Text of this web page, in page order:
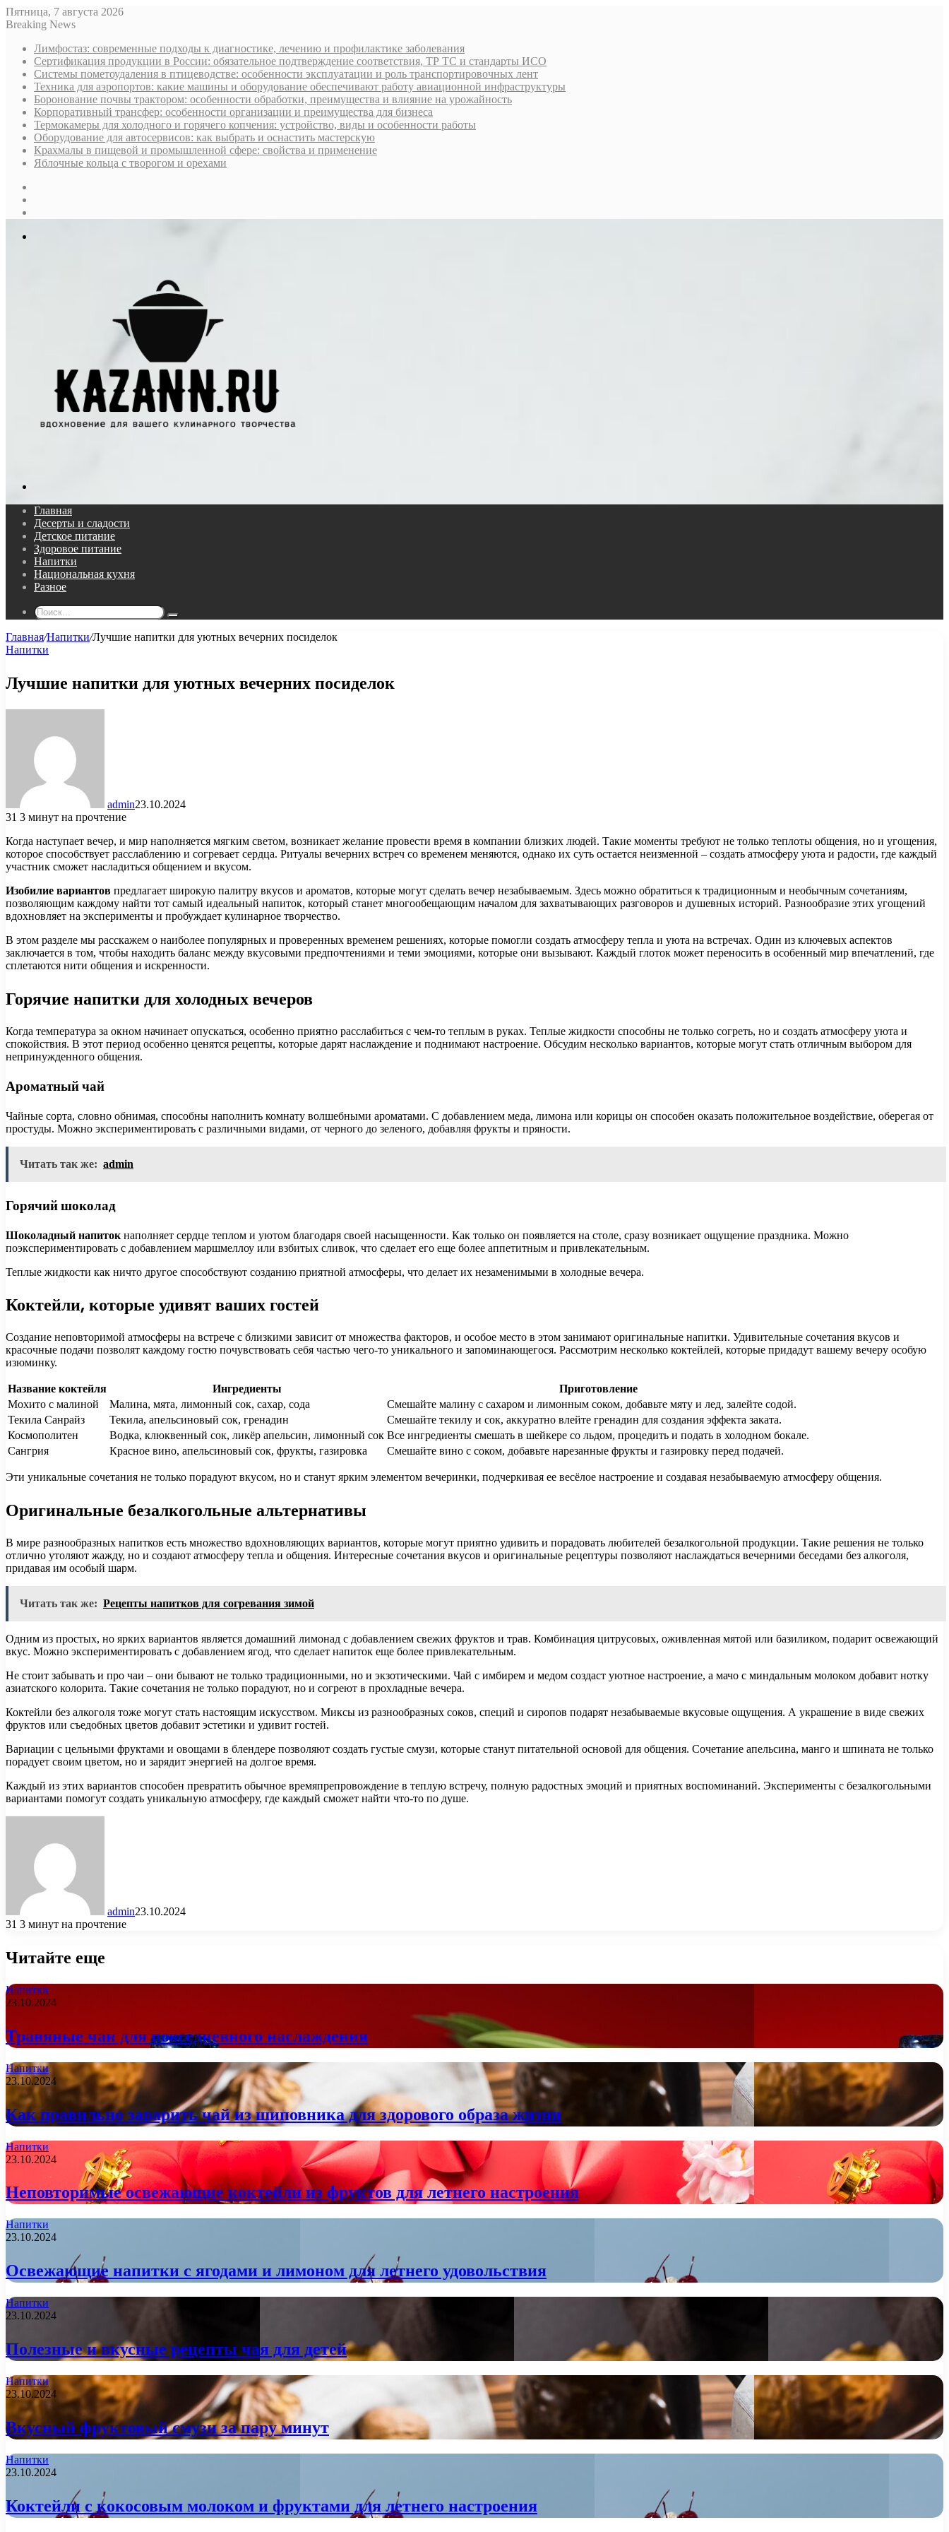
Пятница, 7 августа 2026
Breaking News
Лимфостаз: современные подходы к диагностике, лечению и профилактике заболевания
Сертификация продукции в России: обязательное подтверждение соответствия, ТР ТС и стандарты ИСО
Системы пометоудаления в птицеводстве: особенности эксплуатации и роль транспортировочных лент
Техника для аэропортов: какие машины и оборудование обеспечивают работу авиационной инфраструктуры
Боронование почвы трактором: особенности обработки, преимущества и влияние на урожайность
Корпоративный трансфер: особенности организации и преимущества для бизнеса
Термокамеры для холодного и горячего копчения: устройство, виды и особенности работы
Оборудование для автосервисов: как выбрать и оснастить мастерскую
Крахмалы в пищевой и промышленной сфере: свойства и применение
Яблочные кольца с творогом и орехами
Главная
Десерты и сладости
Детское питание
Здоровое питание
Напитки
Национальная кухня
Разное
Поиск...
Главная/Напитки/Лучшие напитки для уютных вечерних посиделок
Напитки
Лучшие напитки для уютных вечерних посиделок
admin23.10.2024
31 3 минут на прочтение
Когда наступает вечер, и мир наполняется мягким светом, возникает желание провести время в компании близких людей. Такие моменты требуют не только теплоты общения, но и угощения,
которое способствует расслаблению и согревает сердца. Ритуалы вечерних встреч со временем меняются, однако их суть остается неизменной – создать атмосферу уюта и радости, где каждый
участник сможет насладиться общением и вкусом.
Изобилие вариантов предлагает широкую палитру вкусов и ароматов, которые могут сделать вечер незабываемым. Здесь можно обратиться к традиционным и необычным сочетаниям,
позволяющим каждому найти тот самый идеальный напиток, который станет многообещающим началом для захватывающих разговоров и душевных историй. Разнообразие этих угощений
вдохновляет на эксперименты и пробуждает кулинарное творчество.
В этом разделе мы расскажем о наиболее популярных и проверенных временем решениях, которые помогли создать атмосферу тепла и уюта на встречах. Один из ключевых аспектов
заключается в том, чтобы находить баланс между вкусовыми предпочтениями и теми эмоциями, которые они вызывают. Каждый глоток может переносить в особенный мир впечатлений, где
сплетаются нити общения и искренности.
Горячие напитки для холодных вечеров
Когда температура за окном начинает опускаться, особенно приятно расслабиться с чем-то теплым в руках. Теплые жидкости способны не только согреть, но и создать атмосферу уюта и
спокойствия. В этот период особенно ценятся рецепты, которые дарят наслаждение и поднимают настроение. Обсудим несколько вариантов, которые могут стать отличным выбором для
непринужденного общения.
Ароматный чай
Чайные сорта, словно обнимая, способны наполнить комнату волшебными ароматами. С добавлением меда, лимона или корицы он способен оказать положительное воздействие, оберегая от
простуды. Можно экспериментировать с различными видами, от черного до зеленого, добавляя фрукты и пряности.
Читать так же: admin
Горячий шоколад
Шоколадный напиток наполняет сердце теплом и уютом благодаря своей насыщенности. Как только он появляется на столе, сразу возникает ощущение праздника. Можно
поэкспериментировать с добавлением маршмеллоу или взбитых сливок, что сделает его еще более аппетитным и привлекательным.
Теплые жидкости как ничто другое способствуют созданию приятной атмосферы, что делает их незаменимыми в холодные вечера.
Коктейли, которые удивят ваших гостей
Создание неповторимой атмосферы на встрече с близкими зависит от множества факторов, и особое место в этом занимают оригинальные напитки. Удивительные сочетания вкусов и
красочные подачи позволят каждому гостю почувствовать себя частью чего-то уникального и запоминающегося. Рассмотрим несколько коктейлей, которые придадут вашему вечеру особую
изюминку.
Название коктейля Ингредиенты
Приготовление
Мохито с малиной
Малина, мята, лимонный сок, сахар, сода
Смешайте малину с сахаром и лимонным соком, добавьте мяту и лед, залейте содой.
Текила Санрайз
Текила, апельсиновый сок, гренадин
Смешайте текилу и сок, аккуратно влейте гренадин для создания эффекта заката.
Космополитен
Водка, клюквенный сок, ликёр апельсин, лимонный сок Все ингредиенты смешать в шейкере со льдом, процедить и подать в холодном бокале.
Сангрия
Красное вино, апельсиновый сок, фрукты, газировка Смешайте вино с соком, добавьте нарезанные фрукты и газировку перед подачей.
Эти уникальные сочетания не только порадуют вкусом, но и станут ярким элементом вечеринки, подчеркивая ее весёлое настроение и создавая незабываемую атмосферу общения.
Оригинальные безалкогольные альтернативы
В мире разнообразных напитков есть множество вдохновляющих вариантов, которые могут приятно удивить и порадовать любителей безалкогольной продукции. Такие решения не только
отлично утоляют жажду, но и создают атмосферу тепла и общения. Интересные сочетания вкусов и оригинальные рецептуры позволяют наслаждаться вечерними беседами без алкоголя,
придавая им особый шарм.
Читать так же: Рецепты напитков для согревания зимой
Одним из простых, но ярких вариантов является домашний лимонад с добавлением свежих фруктов и трав. Комбинация цитрусовых, оживленная мятой или базиликом, подарит освежающий
вкус. Можно экспериментировать с добавлением ягод, что сделает напиток еще более привлекательным.
Не стоит забывать и про чаи – они бывают не только традиционными, но и экзотическими. Чай с имбирем и медом создаст уютное настроение, а мачо с миндальным молоком добавит нотку
азиатского колорита. Такие сочетания не только порадуют, но и согреют в прохладные вечера.
Коктейли без алкоголя тоже могут стать настоящим искусством. Миксы из разнообразных соков, специй и сиропов подарят незабываемые вкусовые ощущения. А украшение в виде свежих
фруктов или съедобных цветов добавит эстетики и удивит гостей.
Вариации с цельными фруктами и овощами в блендере позволяют создать густые смузи, которые станут питательной основой для общения. Сочетание апельсина, манго и шпината не только
порадует своим цветом, но и зарядит энергией на долгое время.
Каждый из этих вариантов способен превратить обычное времяпрепровождение в теплую встречу, полную радостных эмоций и приятных воспоминаний. Эксперименты с безалкогольными
вариантами помогут создать уникальную атмосферу, где каждый сможет найти что-то по душе.
admin23.10.2024
31 3 минут на прочтение
Читайте еще
Напитки
23.10.2024
Травяные чаи для повседневного наслаждения
Напитки
23.10.2024
Как правильно заварить чай из шиповника для здорового образа жизни
Напитки
23.10.2024
Неповторимые освежающие коктейли из фруктов для летнего настроения
Напитки
23.10.2024
Освежающие напитки с ягодами и лимоном для летнего удовольствия
Напитки
23.10.2024
Полезные и вкусные рецепты чая для детей
Напитки
23.10.2024
Вкусный фруктовый смузи за пару минут
Напитки
23.10.2024
Коктейли с кокосовым молоком и фруктами для летнего настроения